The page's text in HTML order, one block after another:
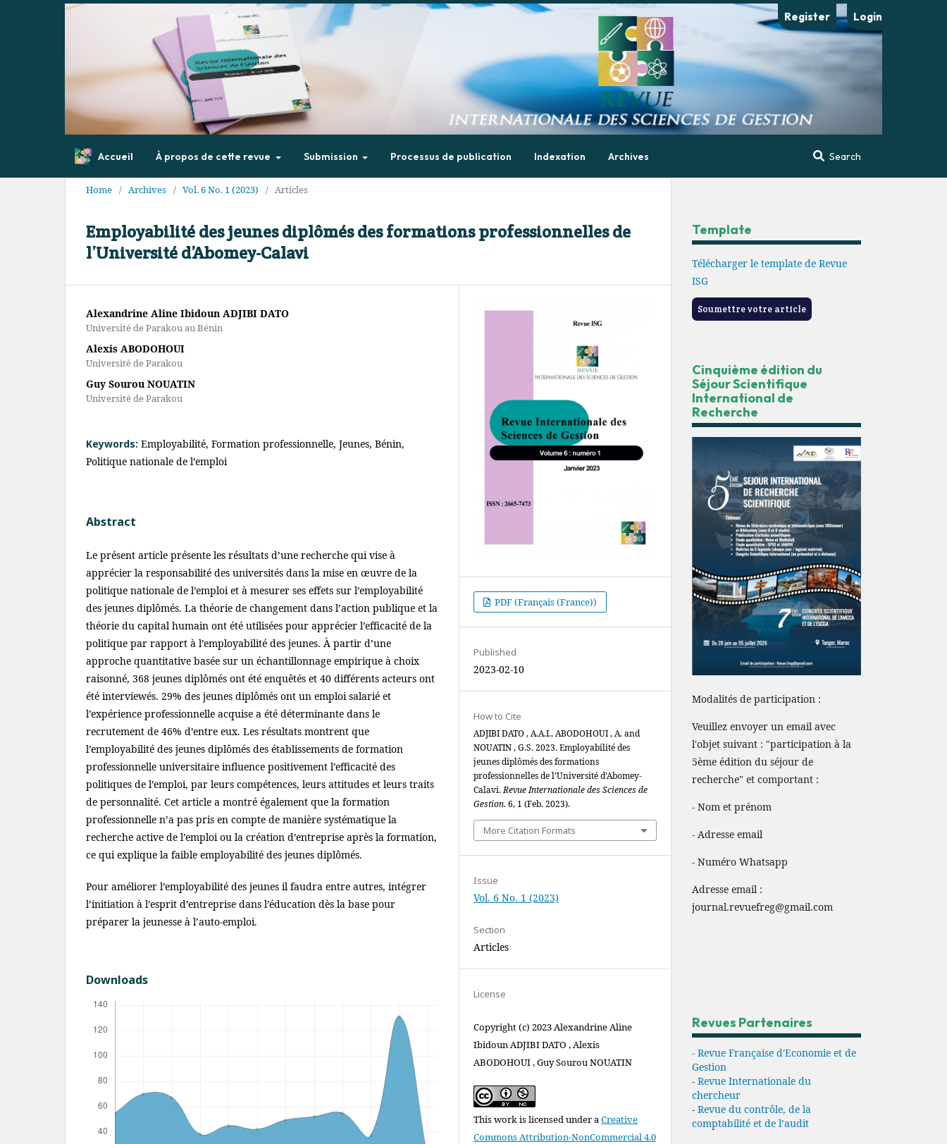
Accueil À propos de cette revue Submission Processus de publication Indexation Archives Search
Register Login
Home / Archives / Vol. 6 No. 1 (2023) / Articles
Employabilité des jeunes diplômés des formations professionnelles de
l’Université d’Abomey-Calavi
Alexandrine Aline Ibidoun ADJIBI DATO
Université de Parakou au Bénin
Alexis ABODOHOUI
Université de Parakou
Guy Sourou NOUATIN
Université de Parakou
Keywords: Employabilité, Formation professionnelle, Jeunes, Bénin,
Politique nationale de l’emploi
Abstract
Le présent article présente les résultats d’une recherche qui vise à
apprécier la responsabilité des universités dans la mise en œuvre de la
politique nationale de l’emploi et à mesurer ses effets sur l’employabilité
des jeunes diplômés. La théorie de changement dans l’action publique et la
théorie du capital humain ont été utilisées pour apprécier l’efficacité de la
politique par rapport à l’employabilité des jeunes. À partir d’une
approche quantitative basée sur un échantillonnage empirique à choix
raisonné, 368 jeunes diplômés ont été enquêtés et 40 différents acteurs ont
été interviewés. 29% des jeunes diplômés ont un emploi salarié et
l’expérience professionnelle acquise a été déterminante dans le
recrutement de 46% d’entre eux. Les résultats montrent que
l’employabilité des jeunes diplômés des établissements de formation
professionnelle universitaire influence positivement l’efficacité des
politiques de l’emploi, par leurs compétences, leurs attitudes et leurs traits
de personnalité. Cet article a montré également que la formation
professionnelle n’a pas pris en compte de manière systématique la
recherche active de l’emploi ou la création d’entreprise après la formation,
ce qui explique la faible employabilité des jeunes diplômés.
Pour améliorer l’employabilité des jeunes il faudra entre autres, intégrer
l’initiation à l’esprit d’entreprise dans l’éducation dès la base pour
préparer la jeunesse à l’auto-emploi.
Downloads
PDF (Français (France))
Published
2023-02-10
How to Cite
ADJIBI DATO , A.A.I., ABODOHOUI , A. and
NOUATIN , G.S. 2023. Employabilité des
jeunes diplômés des formations
professionnelles de l’Université d’Abomey-
Calavi.Revue Internationale des Sciences de
Gestion. 6, 1 (Feb. 2023).
More Citation Formats
Issue
Vol. 6 No. 1 (2023)
Section
Articles
License
Copyright (c) 2023 Alexandrine Aline
Ibidoun ADJIBI DATO , Alexis
ABODOHOUI , Guy Sourou NOUATIN
This work is licensed under aCreative
Commons Attribution-NonCommercial 4.0
Template
Télécharger le template de Revue
ISG
Soumettre votre article
Cinquième édition du
Séjour Scientifique
International de
Recherche
Modalités de participation :
Veuillez envoyer un email avec
l'objet suivant : "participation à la
5ème édition du séjour de
recherche" et comportant :
- Nom et prénom
- Adresse email
- Numéro Whatsapp
Adresse email :
journal.revuefreg@gmail.com
Revues Partenaires
- Revue Française d'Economie et de
Gestion
- Revue Internationale du
chercheur
- Revue du contrôle, de la
comptabilité et de l’audit